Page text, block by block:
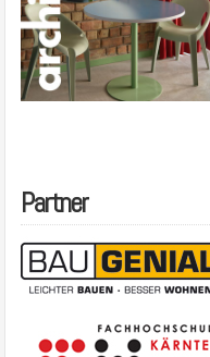
Partner